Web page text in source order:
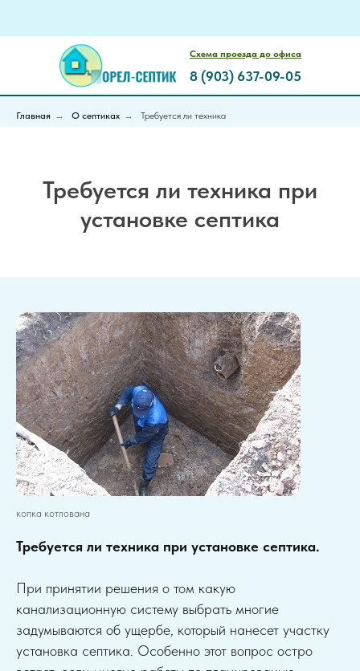
8 (903) 637-09-05
Схема проезда до офиса
Главная → О септиках → Требуется ли техника
Требуется ли техника при
установке септика
копка котлована
Требуется ли техника при установке септика.
При принятии решения о том какую
канализационную систему выбрать многие
задумываются об ущербе, который нанесет участку
установка септика. Особенно этот вопрос остро